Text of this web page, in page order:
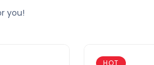
you!
HOT